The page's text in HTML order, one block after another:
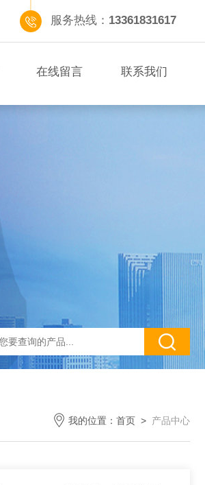
服务热线： 13361831617
在线留言 联系我们
我的位置： 首页 > 产品中心